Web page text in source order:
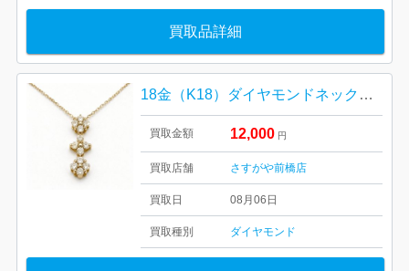
買取品詳細
18金（K18）ダイヤモンドネックレス 高価買取｜前橋市江田町
買取金額 12,000 円
買取店舗 さすがや前橋店
買取日 08月06日
買取種別 ダイヤモンド